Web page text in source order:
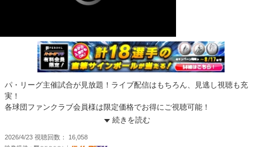
パ・リーグ主催試合が見放題！ライブ配信はもちろん、見逃し視聴も充
実！
各球団ファンクラブ会員様は限定価格でお得にご視聴可能！
https://pacificleague.com/ptv?utm_source=sportsnavi&utm_medium=vod
続きを読む
2026/4/23 視聴回数 16,058